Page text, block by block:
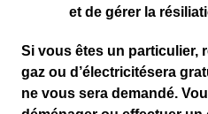
et de gérer la
Si vous êtes un particulier,
gaz ou d’électricitésera
ne vous sera demandé.